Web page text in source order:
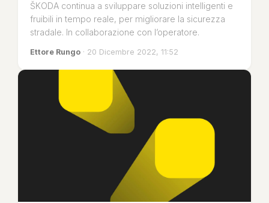
ŠKODA continua a sviluppare soluzioni intelligenti e
fruibili in tempo reale, per migliorare la sicurezza
stradale. In collaborazione con l’operatore.
Ettore Rungo · 20 Dicembre 2022, 11:52